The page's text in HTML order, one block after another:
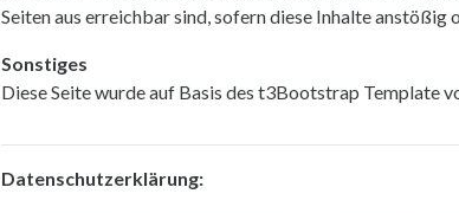
Seiten aus erreichbar sind, sofern diese Inhalte anstößig
Sonstiges
Diese Seite wurde auf Basis des t3Bootstrap Template
Datenschutzerklärung: